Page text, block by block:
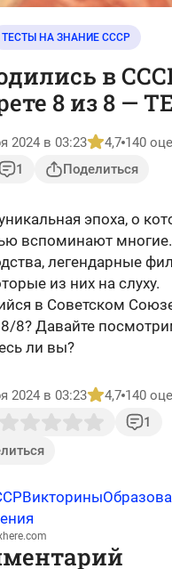
ТЕСТЫ НА ЗНАНИЕ СССР
в
8 из 8 —
2024 в 03:23 4,7 140
1 Поделиться
эпоха, о
вспоминают
легендарные
из них на слуху.
в Советском
8/8? Давайте
ли вы?
2024 в 03:23 4,7 140
1
Викторины